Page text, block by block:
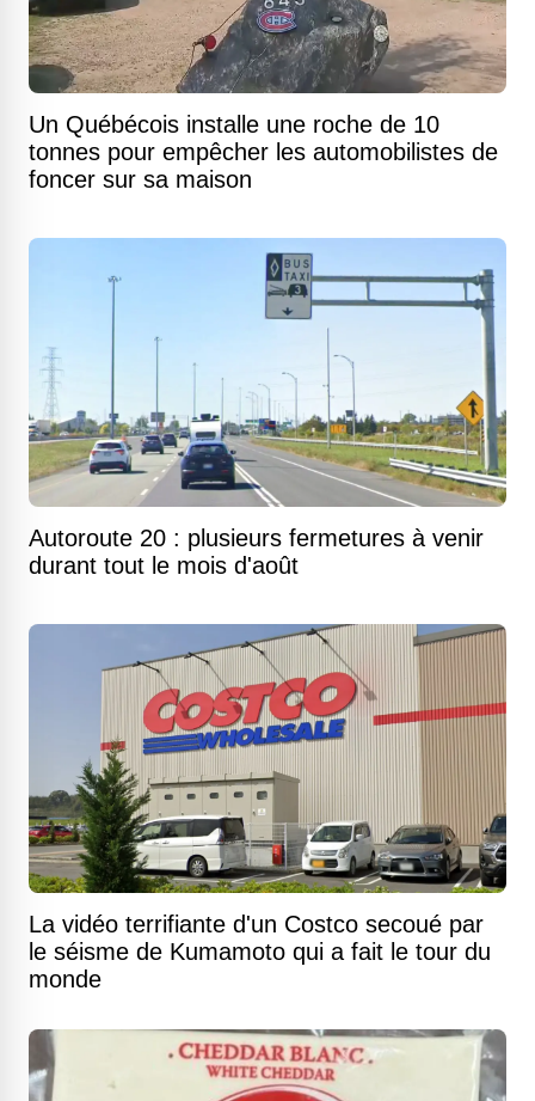
Un Québécois installe une roche de 10
tonnes pour empêcher les automobilistes de
foncer sur sa maison
Autoroute 20 : plusieurs fermetures à venir
durant tout le mois d'août
La vidéo terrifiante d'un Costco secoué par
le séisme de Kumamoto qui a fait le tour du
monde